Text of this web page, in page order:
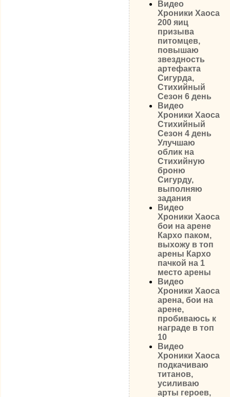
Видео
Хроники Хаоса
200 яиц
призыва
питомцев,
повышаю
звездность
артефакта
Сигурда,
Стихийный
Сезон 6 день
Видео
Хроники Хаоса
Стихийный
Сезон 4 день
Улучшаю
облик на
Стихийную
броню
Сигурду,
выполняю
задания
Видео
Хроники Хаоса
бои на арене
Кархо паком,
выхожу в топ
арены Кархо
пачкой на 1
место арены
Видео
Хроники Хаоса
арена, бои на
арене,
пробиваюсь к
награде в топ
10
Видео
Хроники Хаоса
подкачиваю
титанов,
усиливаю
арты героев,